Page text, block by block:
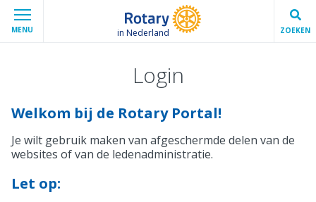
MENU in Nederland ZOEKEN
Login
Welkom bij de Rotary Portal!
Je wilt gebruik maken van afgeschermde delen van de
websites of van de ledenadministratie.
Let op: